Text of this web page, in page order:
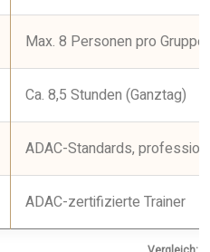
Max. 8 Personen pro Gruppe
Ca. 8,5 Stunden (Ganztag)
ADAC-Standards,
ADAC-zertifizierte Trainer